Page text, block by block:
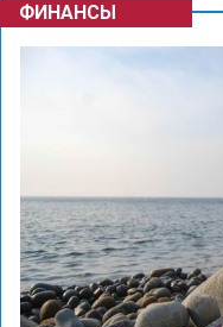
ФИНАНСЫ